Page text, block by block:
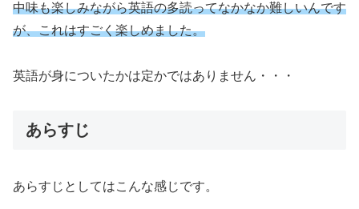
中味も楽しみながら英語の多読ってなかなか難しいんです
が、これはすごく楽しめました。
英語が身についたかは定かではありません・・・
あらすじ
あらすじとしてはこんな感じです。